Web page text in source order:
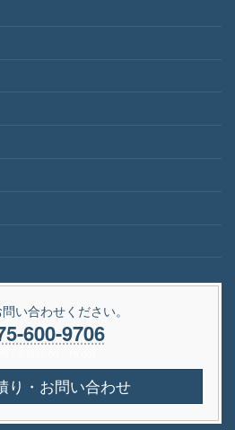
い合わせください。
600-9706
り・お問い合わせ